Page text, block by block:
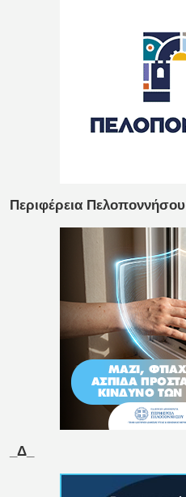
Περιφέρεια Πελοποννήσου
_Δ_